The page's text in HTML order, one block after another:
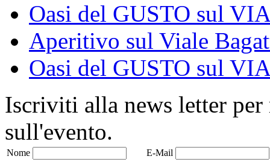
Oasi del GUSTO sul
Aperitivo sul Viale
Oasi del GUSTO sul
Iscriviti alla news letter
sull'evento.
Nome E-Mail